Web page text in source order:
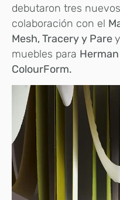
debutaron tres
colaboración con el
Mesh, Tracery y Pare
muebles para
ColourForm.